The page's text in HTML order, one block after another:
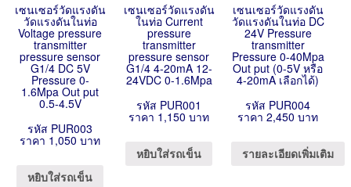
เซนเซอร์วัดแรงดัน
วัดแรงดันในท่อ
Voltage pressure
transmitter
pressure sensor
G1/4 DC 5V
Pressure 0-
1.6Mpa Out put
0.5-4.5V
รหัส PUR003
ราคา 1,050 บาท
หยิบใส่รถเข็น
เซนเซอร์วัดแรงดัน
ในท่อ Current
pressure
transmitter
pressure sensor
G1/4 4-20mA 12-
24VDC 0-1.6Mpa
รหัส PUR001
ราคา 1,150 บาท
หยิบใส่รถเข็น
เซนเซอร์วัดแรงดัน
วัดแรงดันในท่อ DC
24V Pressure
transmitter
Pressure 0-40Mpa
Out put (0-5V หรือ
4-20mA เลือกได้)
รหัส PUR004
ราคา 2,450 บาท
รายละเอียดเพิ่มเติม